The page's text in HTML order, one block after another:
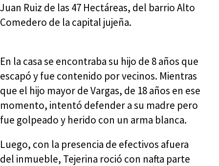
Juan Ruiz de las 47 Hectáreas, del barrio Alto
Comedero de la capital jujeña.
En la casa se encontraba su hijo de 8 años que
escapó y fue contenido por vecinos. Mientras
que el hijo mayor de Vargas, de 18 años en ese
momento, intentó defender a su madre pero
fue golpeado y herido con un arma blanca.
Luego, con la presencia de efectivos afuera
del inmueble, Tejerina roció con nafta parte